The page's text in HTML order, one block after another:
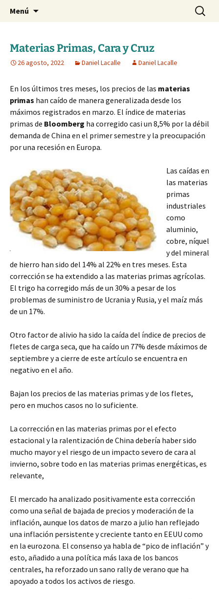
dlacalle.com
Blog de Daniel Lacalle
Menú Buscar:
Materias Primas, Cara y Cruz
26 agosto, 2022 Daniel Lacalle Daniel Lacalle
En los últimos tres meses, los precios de las materias
primas han caído de manera generalizada desde los
máximos registrados en marzo. El índice de materias
primas de Bloomberg ha corregido casi un 8,5% por la débil
demanda de China en el primer semestre y la preocupación
por una recesión en Europa.
Las caídas en
las materias
primas
industriales
como
aluminio,
cobre, níquel
y del mineral
de hierro han sido del 14% al 22% en tres meses. Esta
corrección se ha extendido a las materias primas agrícolas.
El trigo ha corregido más de un 30% a pesar de los
problemas de suministro de Ucrania y Rusia, y el maíz más
de un 17%.
Otro factor de alivio ha sido la caída del índice de precios de
fletes de carga seca, que ha caído un 77% desde máximos de
septiembre y a cierre de este artículo se encuentra en
negativo en el año.
Bajan los precios de las materias primas y de los fletes,
pero en muchos casos no lo suficiente.
La corrección en las materias primas por el efecto
estacional y la ralentización de China debería haber sido
mucho mayor y el riesgo de un impacto severo de cara al
invierno, sobre todo en las materias primas energéticas, es
relevante,
El mercado ha analizado positivamente esta corrección
como una señal de bajada de precios y moderación de la
inflación, aunque los datos de marzo a julio han reflejado
una inflación persistente y creciente tanto en EEUU como
en la eurozona. El consenso ya habla de “pico de inflación” y
esto, añadido a una política más laxa de los bancos
centrales, ha reforzado un sano rally de verano que ha
apoyado a todos los activos de riesgo.